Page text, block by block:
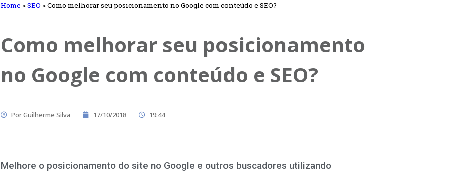
Home >SEO >Como melhorar seu posicionamento no Google com conteúdo e SEO?
Como melhorar seu posicionamento
no Google com conteúdo e SEO?
PorGuilherme Silva 17/10/2018 19:44
Melhore o posicionamento do site no Google e outros buscadores utilizando